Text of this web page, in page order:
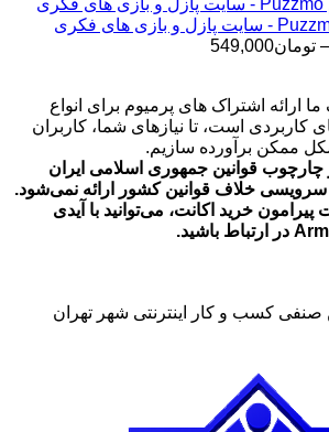
تومان699,000
– تومان549,000
تا
تومان549,000
ارائه اشتراک های پرمیوم برای انواع
کاربردی است، تا نیازهای شما، کاربران
ممکن برآورده سازیم.
چارچوب قوانین جمهوری اسلامی ایران
خلاف قوانین کشور ارائه نمی‌شود.
خرید اکانت، می‌توانید با آیدی
صنفی کسب و کار اینترنتی شهر تهران